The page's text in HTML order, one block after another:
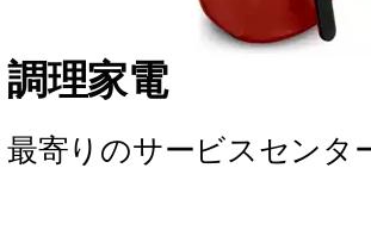
調理家電
最寄りのサービスセンタ